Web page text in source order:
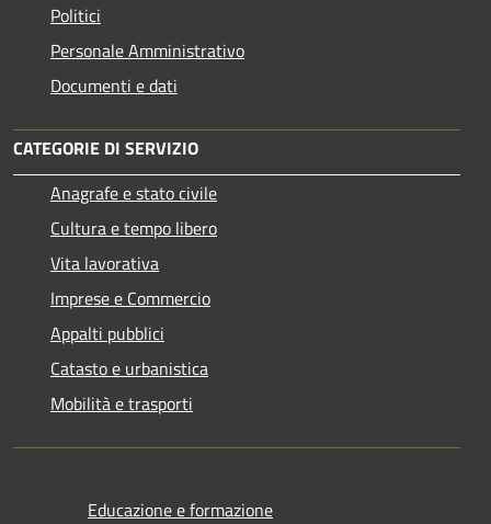
Politici
Personale Amministrativo
Documenti e dati
CATEGORIE DI SERVIZIO
Anagrafe e stato civile
Cultura e tempo libero
Vita lavorativa
Imprese e Commercio
Appalti pubblici
Catasto e urbanistica
Mobilità e trasporti
Educazione e formazione